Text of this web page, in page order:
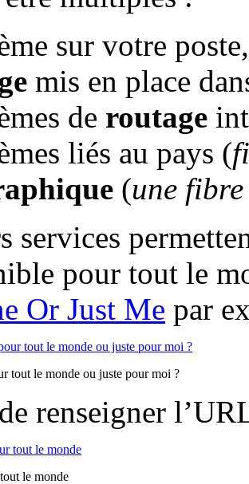
sur votre poste,
mis en place
de routage
liés au pays (
(une
services
pour tout le
Or Just Me par
tout le monde ou juste pour moi ?
renseigner
le monde